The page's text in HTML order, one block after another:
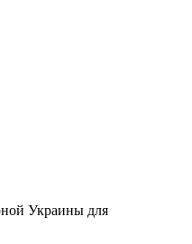
Украины для